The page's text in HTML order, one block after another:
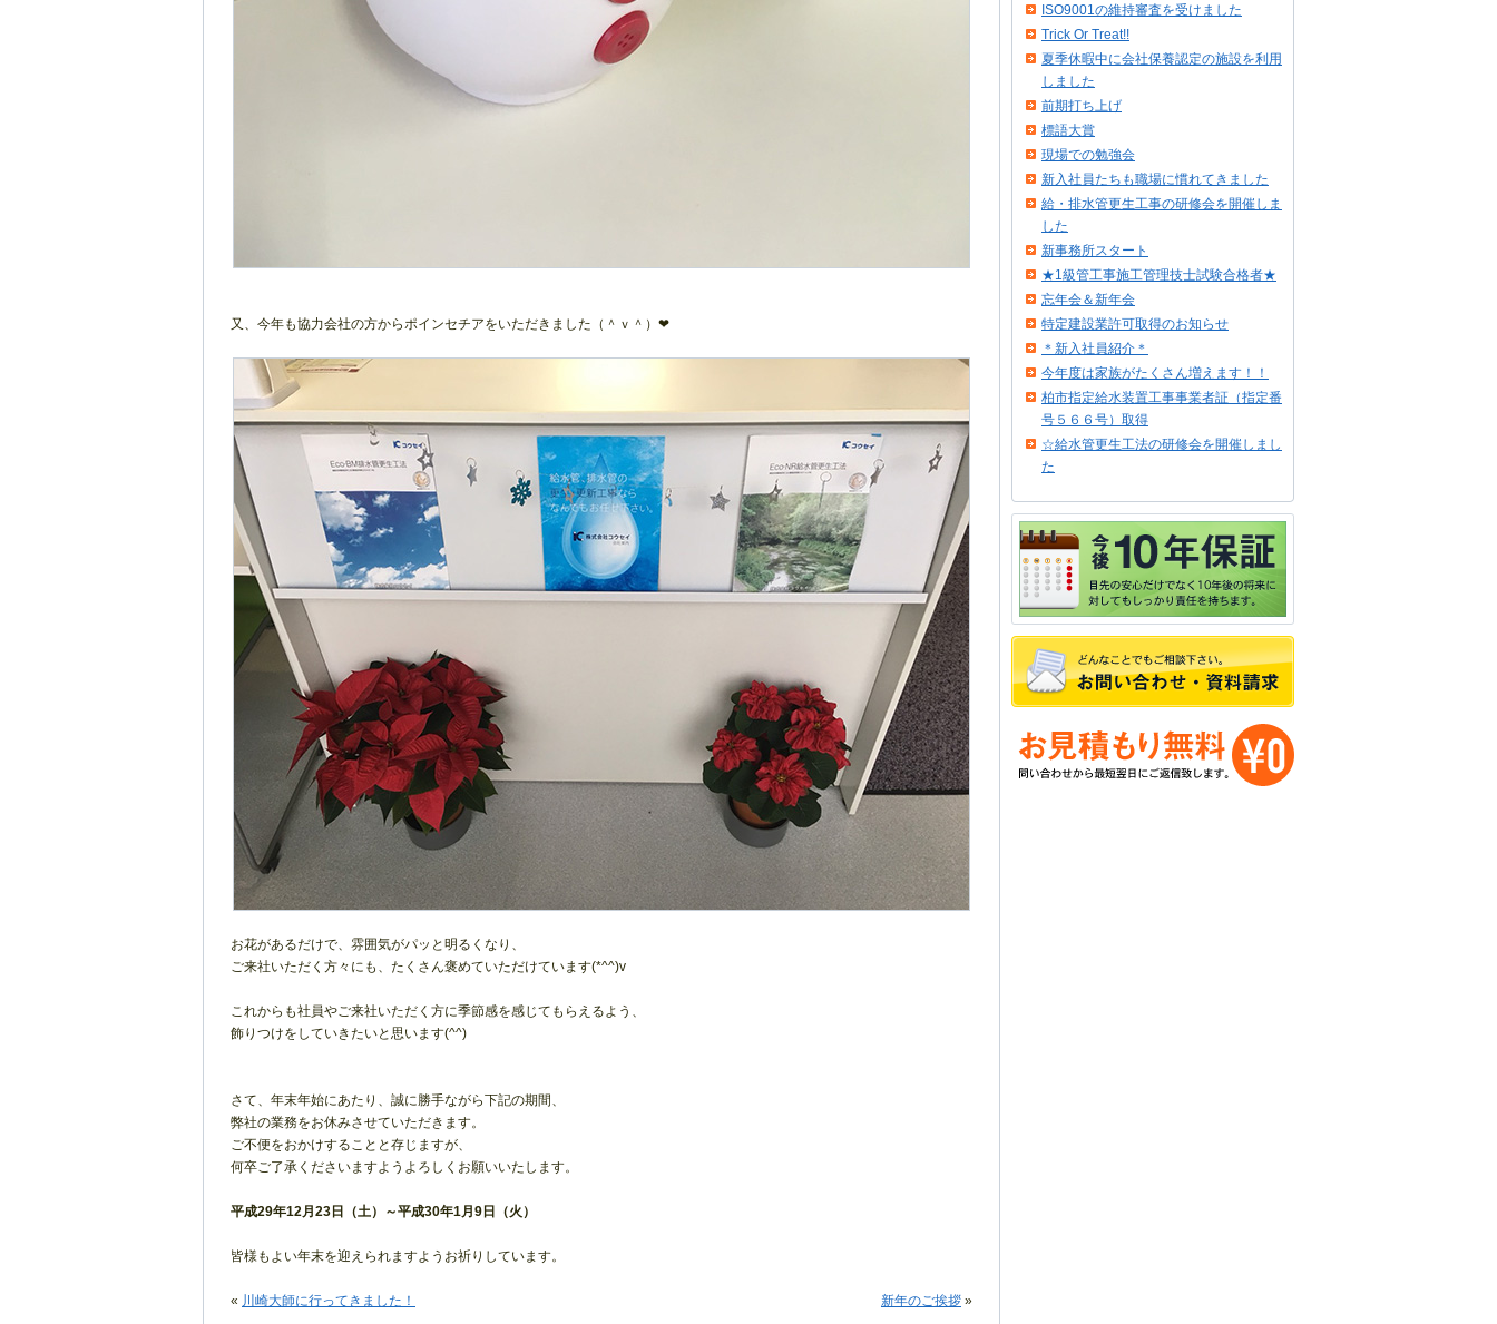
又、今年も協力会社の方からポインセチアをいただきました（＾ｖ＾）❤
お花があるだけで、雰囲気がパッと明るくなり、
ご来社いただく方々にも、たくさん褒めていただけています(*^^)v
これからも社員やご来社いただく方に季節感を感じてもらえるよう、
飾りつけをしていきたいと思います(^^)
さて、年末年始にあたり、誠に勝手ながら下記の期間、
弊社の業務をお休みさせていただきます。
ご不便をおかけすることと存じますが、
何卒ご了承くださいますようよろしくお願いいたします。
平成29年12月23日（土）～平成30年1月9日（火）
皆様もよい年末を迎えられますようお祈りしています。
« 川崎大師に行ってきました！ 新年のご挨拶 »
ISO9001の維持審査を受けました
Trick Or Treat!!
夏季休暇中に会社保養認定の施設を利用
しました
前期打ち上げ
標語大賞
現場での勉強会
新入社員たちも職場に慣れてきました
給・排水管更生工事の研修会を開催しま
した
新事務所スタート
★1級管工事施工管理技士試験合格者★
忘年会＆新年会
特定建設業許可取得のお知らせ
＊新入社員紹介＊
今年度は家族がたくさん増えます！！
柏市指定給水装置工事事業者証（指定番
号５６６号）取得
☆給水管更生工法の研修会を開催しまし
た